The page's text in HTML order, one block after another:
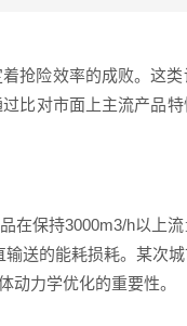
抢险效率的成败。这
比对市面上主流产品
在保持3000m3/h以上
送的能耗损耗。某次
动力学优化的重要性。